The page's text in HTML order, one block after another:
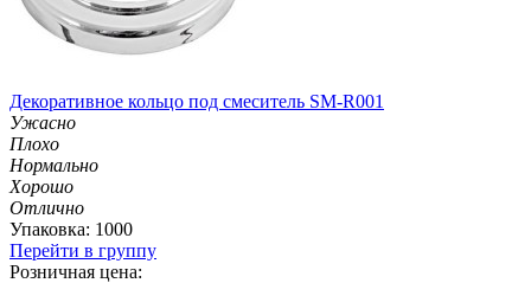
Декоративное кольцо под смеситель SM-R001
Ужасно
Плохо
Нормально
Хорошо
Отлично
Упаковка: 1000
Перейти в группу
Розничная цена: